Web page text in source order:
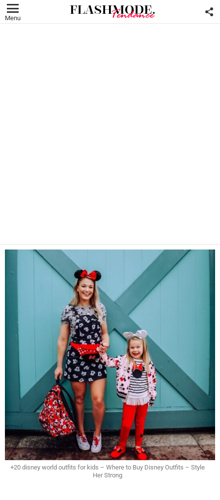
Menu
+20 disney world outfits for kids – Where to Buy Disney Outfits – Style
Her Strong